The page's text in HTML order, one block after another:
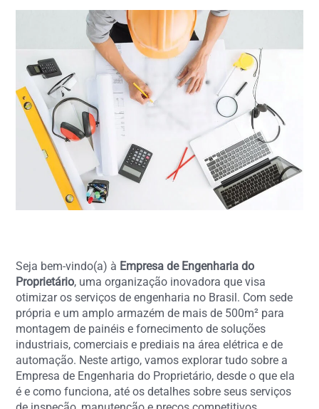
Seja bem-vindo(a) à Empresa de Engenharia do
Proprietário, uma organização inovadora que visa
otimizar os serviços de engenharia no Brasil. Com sede
própria e um amplo armazém de mais de 500m² para
montagem de painéis e fornecimento de soluções
industriais, comerciais e prediais na área elétrica e de
automação. Neste artigo, vamos explorar tudo sobre a
Empresa de Engenharia do Proprietário, desde o que ela
é e como funciona, até os detalhes sobre seus serviços